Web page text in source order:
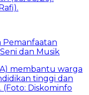
Pemanfaatan
dan Musik